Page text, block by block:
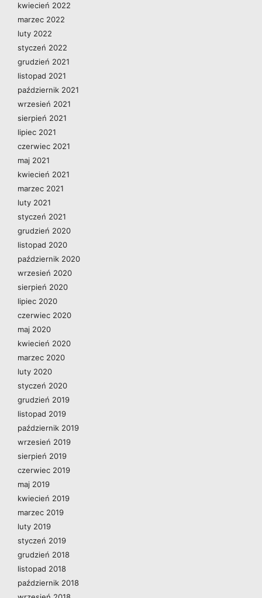
kwiecień 2022
marzec 2022
luty 2022
styczeń 2022
grudzień 2021
listopad 2021
październik 2021
wrzesień 2021
sierpień 2021
lipiec 2021
czerwiec 2021
maj 2021
kwiecień 2021
marzec 2021
luty 2021
styczeń 2021
grudzień 2020
listopad 2020
październik 2020
wrzesień 2020
sierpień 2020
lipiec 2020
czerwiec 2020
maj 2020
kwiecień 2020
marzec 2020
luty 2020
styczeń 2020
grudzień 2019
listopad 2019
październik 2019
wrzesień 2019
sierpień 2019
czerwiec 2019
maj 2019
kwiecień 2019
marzec 2019
luty 2019
styczeń 2019
grudzień 2018
listopad 2018
październik 2018